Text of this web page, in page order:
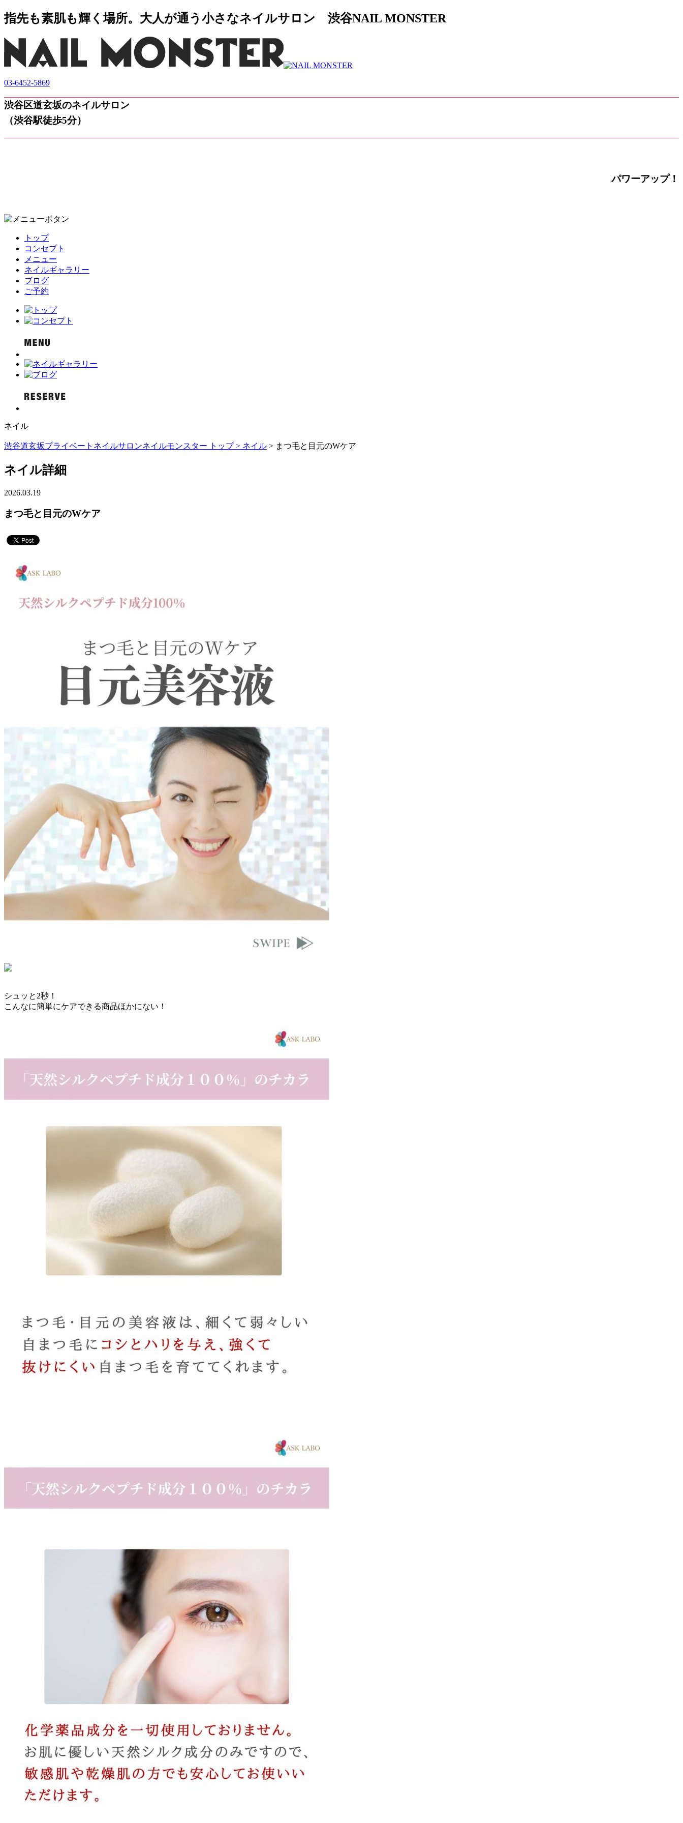
指先も素肌も輝く場所。大人が通う小さなネイルサロン 渋谷NAIL MONSTER
03-6452-5869
渋谷区道玄坂のネイルサロン
（渋谷駅徒歩5分）
パワーアップ！
トップ
コンセプト
メニュー
ネイルギャラリー
ブログ
ご予約
ネイル
渋谷道玄坂プライベートネイルサロンネイルモンスター トップ > ネイル > まつ毛と目元のWケア
ネイル詳細
2026.03.19
まつ毛と目元のWケア
シュッと2秒！
こんなに簡単にケアできる商品ほかにない！